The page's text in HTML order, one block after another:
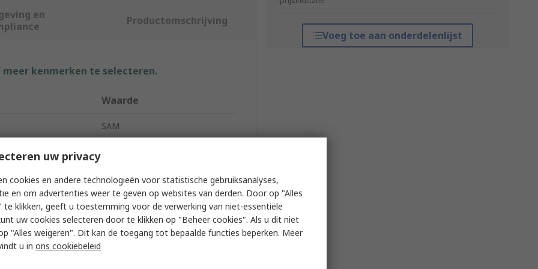
Voeg toe aan onderdelenlijst
en
Productomschrijving
kenmerken te selecteren.
Waarde
SAM
Diagonal Cutter
145mm
16mm
uw privacy
cookies en andere technologieën voor statistische gebruiksanalyses,
en om advertenties weer te geven op websites van derden. Door op "Alles
te klikken, geeft u toestemming voor de verwerking van niet-essentiële
uw cookies selecteren door te klikken op "Beheer cookies". Als u dit niet
"Alles weigeren". Dit kan de toegang tot bepaalde functies beperken. Meer
u in ons cookiebeleid